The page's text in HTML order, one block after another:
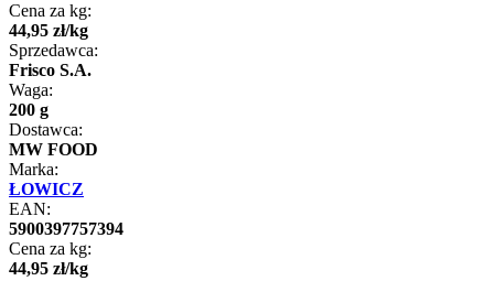
Cena za kg:
44,95 zł/kg
Sprzedawca:
Frisco S.A.
Waga:
200 g
Dostawca:
MW FOOD
Marka:
ŁOWICZ
EAN:
5900397757394
Cena za kg:
44,95 zł/kg